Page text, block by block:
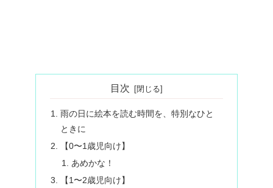
目次
雨の日に絵本を読む時間を、特別なひと
ときに
【0〜1歳児向け】
あめかな！
【1〜2歳児向け】